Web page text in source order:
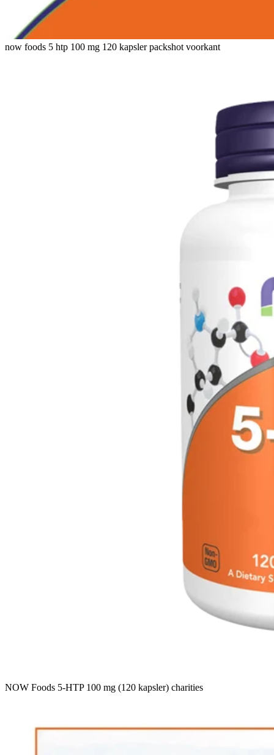
now foods 5 htp 100 mg 120 kapsler packshot voorkant
NOW Foods 5-HTP 100 mg (120 kapsler) charities